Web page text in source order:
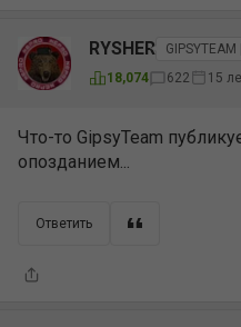
RYSHER
18,074
622 15
Что-то GipsyTeam
опозданием...
Ответить